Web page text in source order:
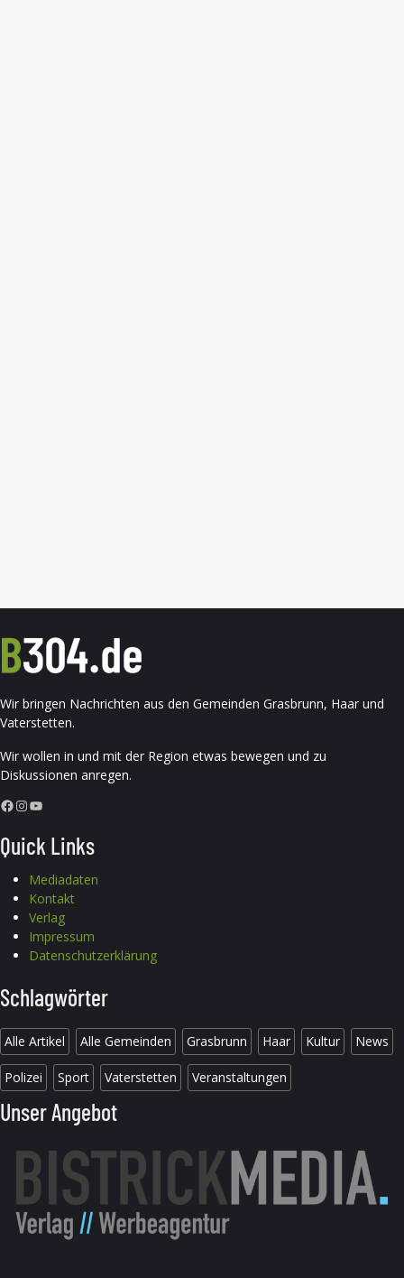
Wir bringen Nachrichten aus den Gemeinden Grasbrunn, Haar und
Vaterstetten.
Wir wollen in und mit der Region etwas bewegen und zu
Diskussionen anregen.
Facebook InstagramYouTube
Quick Links
Mediadaten
Kontakt
Verlag
Impressum
Datenschutzerklärung
Schlagwörter
Alle Artikel Alle Gemeinden Grasbrunn Haar Kultur News
Polizei Sport Vaterstetten Veranstaltungen
Unser Angebot